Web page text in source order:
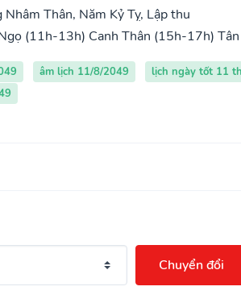
Thân, Năm Kỷ Tỵ, Lập thu
(11h-13h) Canh Thân (15h-17h)
âm lịch 11/8/2049
lịch ngày tốt 11
Chuyển đổi